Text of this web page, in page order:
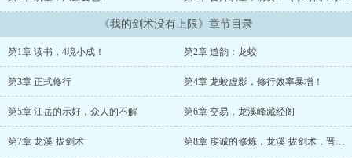
《我的剑术没有上限》章节目录
第1章 读书，4境小成！ 第2章 道韵：龙蛟
第3章 正式修行 第4章 龙蛟虚影，修行效率暴增！
第5章 江岳的示好，众人的不解 第6章 交易，龙溪峰藏经阁
第7章 龙溪·拔剑术 第8章 虔诚的修炼，龙溪·拔剑术，晋级！